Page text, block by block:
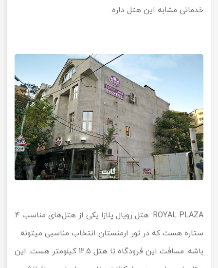
خدماتی مشابه این هتل داره.
ROYAL PLAZA
: هتل رویال پلازا یکی از هتل‌های مناسب 4
ستاره هست که در تور ارمنستان انتخاب مناسبی میتونه
باشه. مسافت این فرودگاه تا هتل 12.5 کیلومتر هست. این